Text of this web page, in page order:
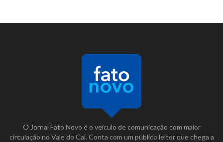
O Jornal Fato Novo é o veículo de comunicação com maior
circulação no Vale do Caí. Conta com um público leitor que chega a